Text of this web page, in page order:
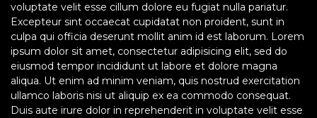
voluptate velit esse cillum dolore eu fugiat nulla pariatur.
Excepteur sint occaecat cupidatat non proident, sunt in
culpa qui officia deserunt mollit anim id est laborum. Lorem
ipsum dolor sit amet, consectetur adipisicing elit, sed do
eiusmod tempor incididunt ut labore et dolore magna
aliqua. Ut enim ad minim veniam, quis nostrud exercitation
ullamco laboris nisi ut aliquip ex ea commodo consequat.
Duis aute irure dolor in reprehenderit in voluptate velit esse